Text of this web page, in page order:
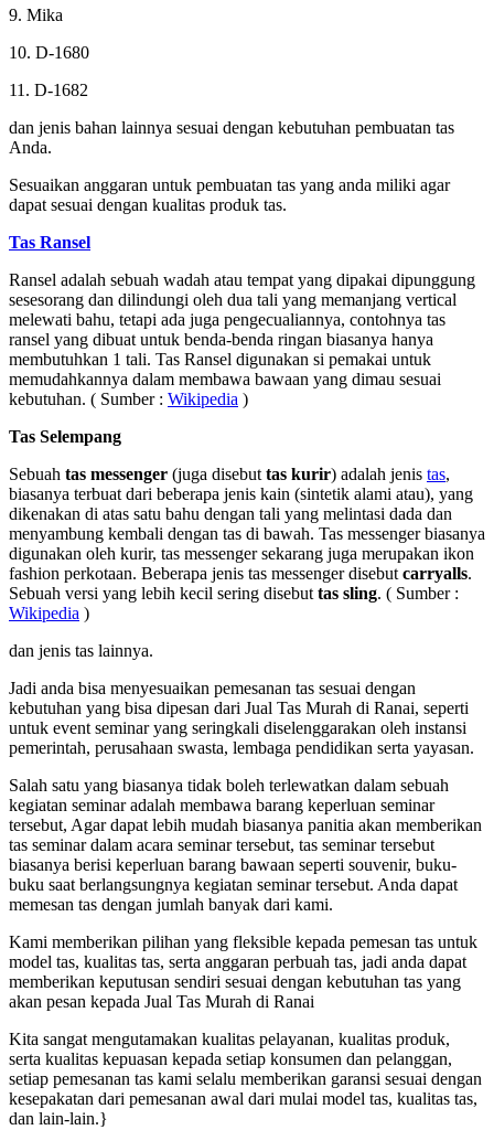
9. Mika
10. D-1680
11. D-1682
dan jenis bahan lainnya sesuai dengan kebutuhan pembuatan tas
Anda.
Sesuaikan anggaran untuk pembuatan tas yang anda miliki agar
dapat sesuai dengan kualitas produk tas.
Tas Ransel
Ransel adalah sebuah wadah atau tempat yang dipakai dipunggung
sesesorang dan dilindungi oleh dua tali yang memanjang vertical
melewati bahu, tetapi ada juga pengecualiannya, contohnya tas
ransel yang dibuat untuk benda-benda ringan biasanya hanya
membutuhkan 1 tali. Tas Ransel digunakan si pemakai untuk
memudahkannya dalam membawa bawaan yang dimau sesuai
kebutuhan. ( Sumber : Wikipedia )
Tas Selempang
Sebuah tas messenger (juga disebut tas kurir) adalah jenis tas,
biasanya terbuat dari beberapa jenis kain (sintetik alami atau), yang
dikenakan di atas satu bahu dengan tali yang melintasi dada dan
menyambung kembali dengan tas di bawah. Tas messenger biasanya
digunakan oleh kurir, tas messenger sekarang juga merupakan ikon
fashion perkotaan. Beberapa jenis tas messenger disebut carryalls.
Sebuah versi yang lebih kecil sering disebut tas sling. ( Sumber :
Wikipedia )
dan jenis tas lainnya.
Jadi anda bisa menyesuaikan pemesanan tas sesuai dengan
kebutuhan yang bisa dipesan dari Jual Tas Murah di Ranai, seperti
untuk event seminar yang seringkali diselenggarakan oleh instansi
pemerintah, perusahaan swasta, lembaga pendidikan serta yayasan.
Salah satu yang biasanya tidak boleh terlewatkan dalam sebuah
kegiatan seminar adalah membawa barang keperluan seminar
tersebut, Agar dapat lebih mudah biasanya panitia akan memberikan
tas seminar dalam acara seminar tersebut, tas seminar tersebut
biasanya berisi keperluan barang bawaan seperti souvenir, buku-
buku saat berlangsungnya kegiatan seminar tersebut. Anda dapat
memesan tas dengan jumlah banyak dari kami.
Kami memberikan pilihan yang fleksible kepada pemesan tas untuk
model tas, kualitas tas, serta anggaran perbuah tas, jadi anda dapat
memberikan keputusan sendiri sesuai dengan kebutuhan tas yang
akan pesan kepada Jual Tas Murah di Ranai
Kita sangat mengutamakan kualitas pelayanan, kualitas produk,
serta kualitas kepuasan kepada setiap konsumen dan pelanggan,
setiap pemesanan tas kami selalu memberikan garansi sesuai dengan
kesepakatan dari pemesanan awal dari mulai model tas, kualitas tas,
dan lain-lain.}